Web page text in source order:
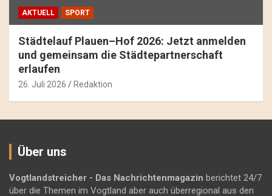
AKTUELL SPORT
Städtelauf Plauen–Hof 2026: Jetzt anmelden
und gemeinsam die Städtepartnerschaft
erlaufen
26. Juli 2026 Redaktion
Über uns
Vogtlandstreicher - Das Nachrichtenmagazin berichtet 24/7
über die Themen im Vogtland aber auch überregional aus den